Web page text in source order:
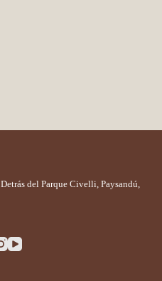
del Parque Civelli, Paysandú,